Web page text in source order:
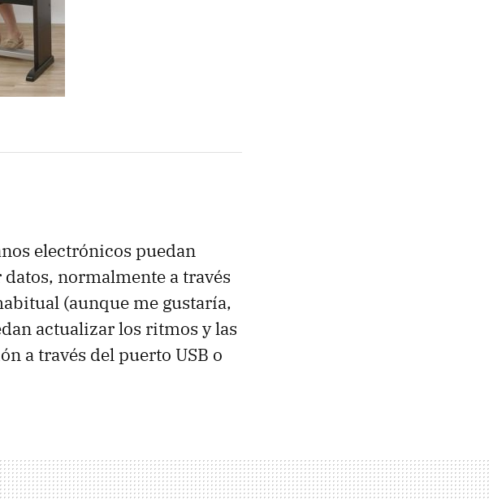
electrónicos puedan
normalmente a través
(aunque me gustaría,
actualizar los ritmos y las
a través del puerto USB o